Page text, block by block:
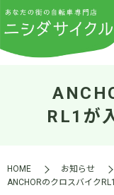
RL1が
HOME
お知らせ
ANCHORのクロスバイク